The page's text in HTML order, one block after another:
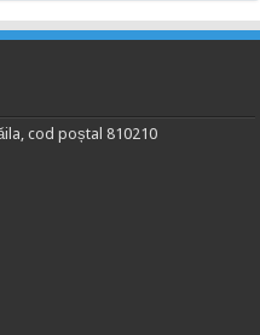
cod poștal 810210